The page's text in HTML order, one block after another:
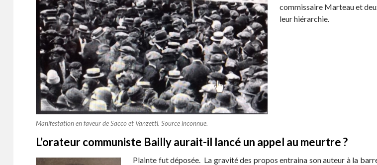
Manifestation en faveur de Sacco et Vanzetti. Source inconnue.
commissaire Marteau et
leur hiérarchie.
L’orateur communiste Bailly aurait-il lancé un appel au meurtre ?
Plainte fut déposée. La gravité des propos entraina son auteur à la